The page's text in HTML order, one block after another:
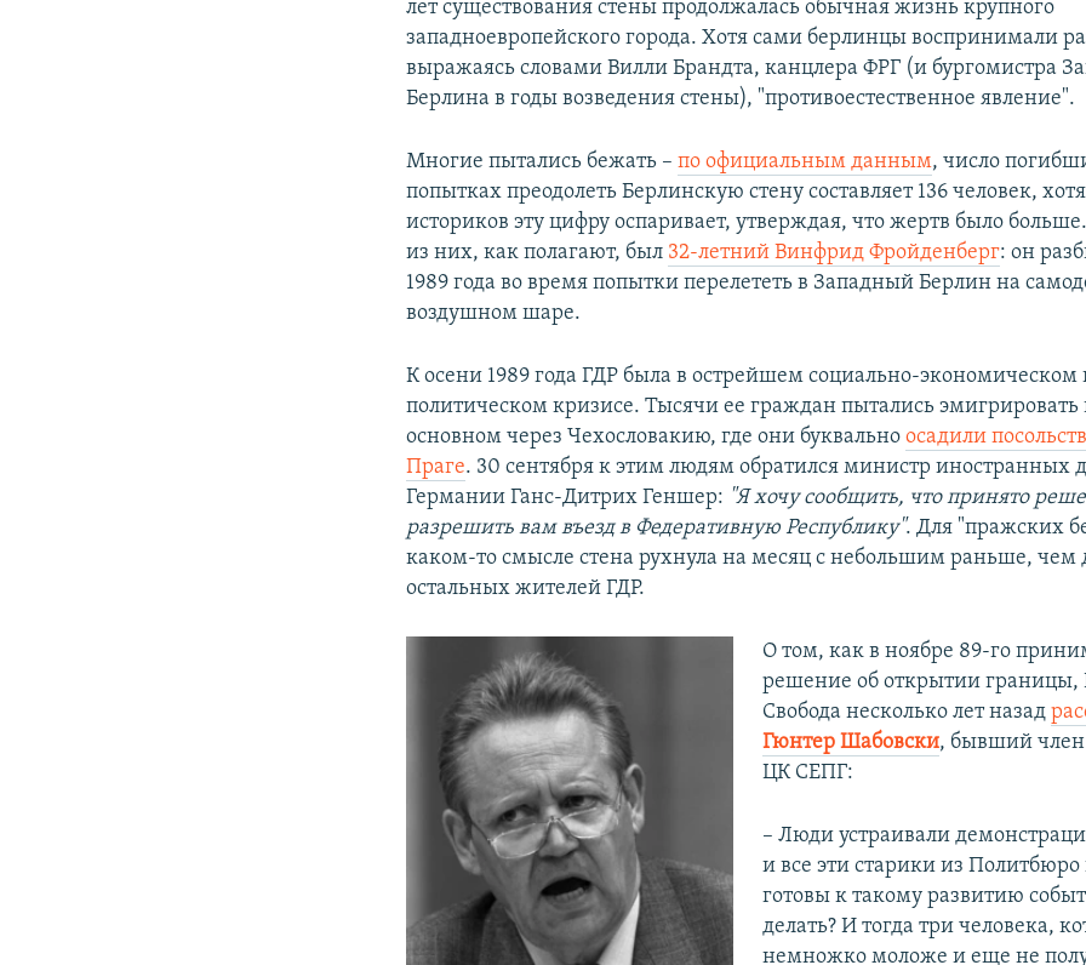
лет существования стены продолжалась обычная жизнь крупного
западноевропейского города. Хотя сами берлинцы воспринимали
выражаясь словами Вилли Брандта, канцлера ФРГ (и бургомистра
Берлина в годы возведения стены), "противоестественное явление".
Многие пытались бежать –по официальным данным, число
попытках преодолеть Берлинскую стену составляет 136 человек,
историков эту цифру оспаривает, утверждая, что жертв было
из них, как полагают, был 32-летний Винфрид Фройденберг: он
1989 года во время попытки перелететь в Западный Берлин на
воздушном шаре.
К осени 1989 года ГДР была в острейшем социально-экономическом
политическом кризисе. Тысячи ее граждан пытались эмигрировать
основном через Чехословакию, где они буквальноосадили
Праге. 30 сентября к этим людям обратился министр иностранных
Германии Ганс-Дитрих Геншер: "Я хочу сообщить, что принято
разрешить вам въезд в Федеративную Республику". Для "пражских
каком-то смысле стена рухнула на месяц с небольшим раньше, чем
остальных жителей ГДР.
О том, как в ноябре 89-го
решение об открытии границы,
Свобода несколько лет назад
Гюнтер Шабовски, бывший
ЦК СЕПГ:
– Люди устраивали
и все эти старики из
готовы к такому развитию
делать? И тогда три человека,
немножко моложе и еще не